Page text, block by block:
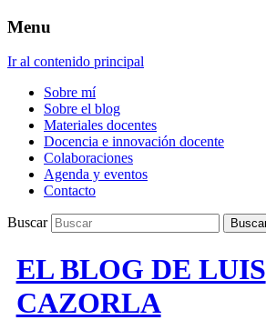
Menu
Ir al contenido principal
Sobre mí
Sobre el blog
Materiales docentes
Docencia e innovación docente
Colaboraciones
Agenda y eventos
Contacto
Buscar
EL BLOG DE LUIS
CAZORLA